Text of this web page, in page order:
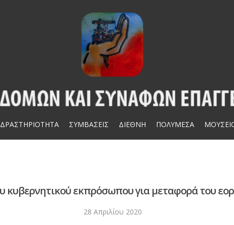
ΔΡΑΣΤΗΡΙΟΤΗΤΑ ΣΥΜΒΑΣΕΙΣ ΔΙΕΘΝΗ ΠΟΛΥΜΕΣΑ
κυβερνητικού εκπρόσωπου για μεταφορά του
28 Απριλίου 2020